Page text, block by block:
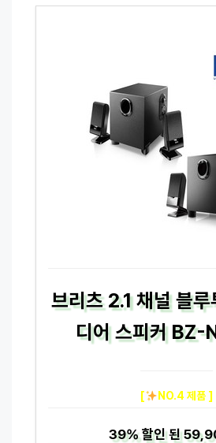
브리츠 2.1 채널 블
디어 스피커 BZ-
[ NO.4 제품 ]
39%할인 된